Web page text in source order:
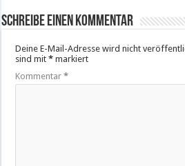
Schreibe einen Kommentar
Deine E-Mail-Adresse wird nicht
sind mit* markiert
Kommentar*